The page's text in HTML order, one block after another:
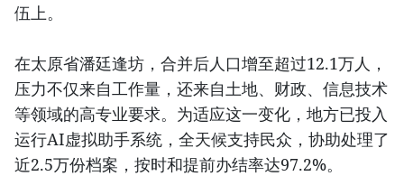
伍上。
在太原省潘廷逢坊，合并后人口增至超过12.1万人，
压力不仅来自工作量，还来自土地、财政、信息技术
等领域的高专业要求。为适应这一变化，地方已投入
运行AI虚拟助手系统，全天候支持民众，协助处理了
近2.5万份档案，按时和提前办结率达97.2%。